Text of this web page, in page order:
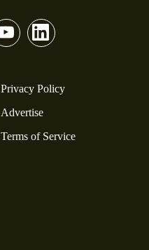
Privacy Policy
Advertise
Terms of Service